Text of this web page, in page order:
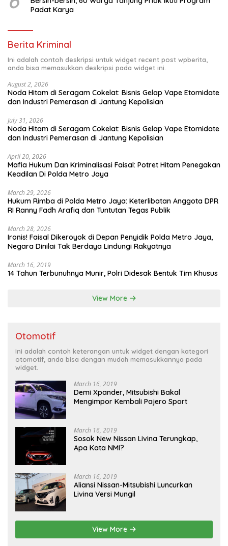
Padat Karya
Berita Kriminal
Ini adalah contoh deskripsi untuk widget recent post wpberita,
anda bisa memasukkan deskripsi pada widget ini.
August 2, 2026
Noda Hitam di Seragam Cokelat: Bisnis Gelap Vape Etomidate
dan Industri Pemerasan di Jantung Kepolisian
July 31, 2026
Noda Hitam di Seragam Cokelat: Bisnis Gelap Vape Etomidate
dan Industri Pemerasan di Jantung Kepolisian
April 20, 2026
Mafia Hukum Dan Kriminalisasi Faisal: Potret Hitam Penegakan
Keadilan Di Polda Metro Jaya
March 29, 2026
Hukum Rimba di Polda Metro Jaya: Keterlibatan Anggota DPR
RI Ranny Fadh Arafiq dan Tuntutan Tegas Publik
March 28, 2026
Ironis! Faisal Dikeroyok di Depan Penyidik Polda Metro Jaya,
Negara Dinilai Tak Berdaya Lindungi Rakyatnya
March 16, 2019
14 Tahun Terbunuhnya Munir, Polri Didesak Bentuk Tim Khusus
View More
Otomotif
Ini adalah contoh keterangan untuk widget dengan kategori
otomotif, anda bisa dengan mudah memasukkannya pada
widget.
March 16, 2019
Demi Xpander, Mitsubishi Bakal
Mengimpor Kembali Pajero Sport
March 16, 2019
Sosok New Nissan Livina Terungkap,
Apa Kata NMI?
March 16, 2019
Aliansi Nissan-Mitsubishi Luncurkan
Livina Versi Mungil
View More